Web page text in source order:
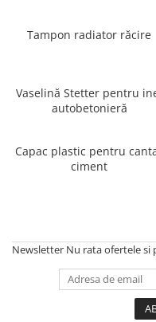
Tampon radiator răcire
Vaselină Stetter pentru
autobetonieră
Capac plastic pentru
ciment
Newsletter Nu rata ofertele